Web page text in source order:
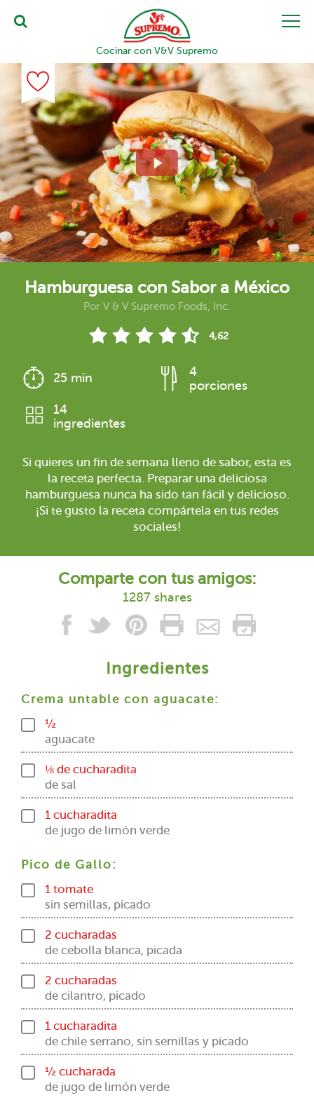
Cocinar con V&V Supremo
Hamburguesa con Sabor a México
Por V & V Supremo Foods, Inc.
4,62
25 min
4
porciones
14
ingredientes
Si quieres un fin de semana lleno de sabor, esta es
la receta perfecta. Preparar una deliciosa
hamburguesa nunca ha sido tan fácil y delicioso.
¡Si te gusto la receta compártela en tus redes
sociales!
Comparte con tus amigos:
1287 shares
Ingredientes
Crema untable con aguacate:
½
aguacate
⅛ de cucharadita
de sal
1 cucharadita
de jugo de limón verde
Pico de Gallo:
1 tomate
sin semillas, picado
2 cucharadas
de cebolla blanca, picada
2 cucharadas
de cilantro, picado
1 cucharadita
de chile serrano, sin semillas y picado
½ cucharada
de jugo de limón verde